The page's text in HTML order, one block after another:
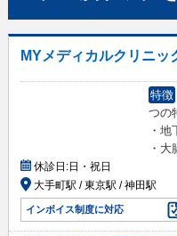
MYメディカルクリニッ
特徴
つの
・
・
休診日:日・祝日
大手町駅 / 東京駅 / 神田駅
インボイス制度に対応